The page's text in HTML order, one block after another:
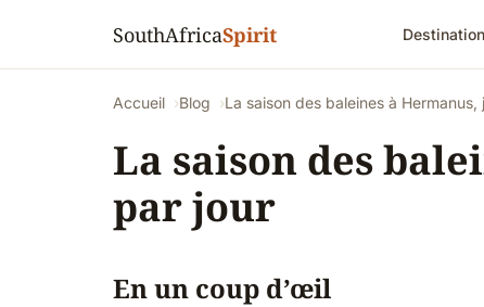
SouthAfricaSpirit
Accueil Blog La saison des baleines à Hermanus,
La saison des
par jour
En un coup d’œil